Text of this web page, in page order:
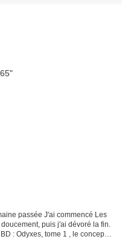
passée J'ai commencé Les
puis j'ai dévoré la fin.
: Odyxes, tome 1 , le concept